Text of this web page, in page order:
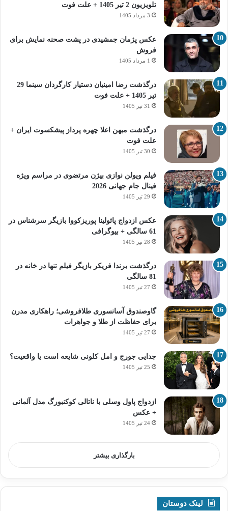
تلویزیون 2 تیر 1405 + علت فوت
3 مرداد 1405
عکس پژمان جمشیدی در پشت صحنه نمایش برای
فروش
1 مرداد 1405
درگذشت رضا امینیان دستیار کارگردان سینما 29
تیر 1405 + علت فوت
31 تیر 1405
درگذشت میهن اعلا چهره پرداز پیشکسوت ایران +
علت فوت
30 تیر 1405
فیلم ویولن نوازی بیژن مرتضوی در مراسم ویژه
فینال جام جهانی 2026
29 تیر 1405
عکس ازدواج پائولینا پوریزکووا بازیگر سرشناس در
61 سالگی + بیوگرافی
28 تیر 1405
درگذشت برندا فریکر بازیگر فیلم تنها در خانه در
81 سالگی
27 تیر 1405
گاوصندوق آسانسوری طلافروشی؛ راهکاری مدرن
برای حفاظت از طلا و جواهرات
27 تیر 1405
جدایی جورج و امل کلونی شایعه است یا واقعیت؟
25 تیر 1405
ازدواج پاول وسلی با ناتالی کوکنبورگ مدل آلمانی
+ عکس
24 تیر 1405
بارگذاری بیشتر
لینک دوستان